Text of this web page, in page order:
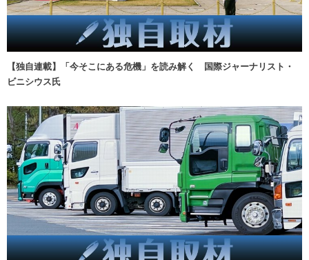
【独自連載】「今そこにある危機」を読み解く 国際ジャーナリスト・
ビニシウス氏